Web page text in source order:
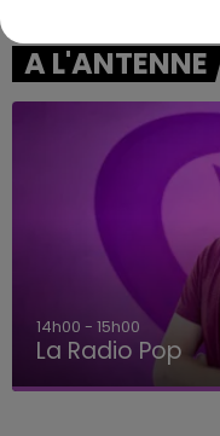
A L'ANTENNE
14h00 - 15h00
La Radio Pop